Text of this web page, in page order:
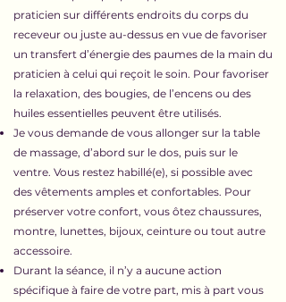
praticien sur différents endroits du corps du
receveur ou juste au-dessus en vue de favoriser
un transfert d’énergie des paumes de la main du
praticien à celui qui reçoit le soin. Pour favoriser
la relaxation, des bougies, de l’encens ou des
huiles essentielles peuvent être utilisés.
Je vous demande de vous allonger sur la table
de massage, d’abord sur le dos, puis sur le
ventre. Vous restez habillé(e), si possible avec
des vêtements amples et confortables. Pour
préserver votre confort, vous ôtez chaussures,
montre, lunettes, bijoux, ceinture ou tout autre
accessoire.
Durant la séance, il n’y a aucune action
spécifique à faire de votre part, mis à part vous